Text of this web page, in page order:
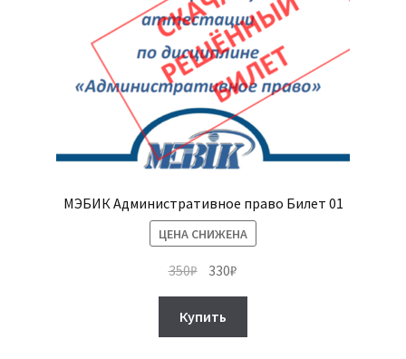
МЭБИК Административное право Билет 01
ЦЕНА СНИЖЕНА
350₽ Первоначальная
цена
составляла
350₽.
330₽
цена:
Купить